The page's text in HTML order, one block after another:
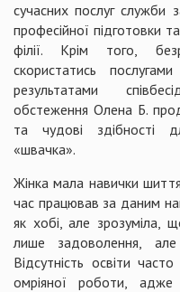
сучасних послуг служби
професійної підготовки
філії. Крім того,
скористатись
результатами
обстеження Олена Б.
та чудові здібності
«швачка».
Жінка мала навички
час працював за даним
як хобі, але зрозуміла,
лише задоволення,
Відсутність освіти
омріяної роботи,